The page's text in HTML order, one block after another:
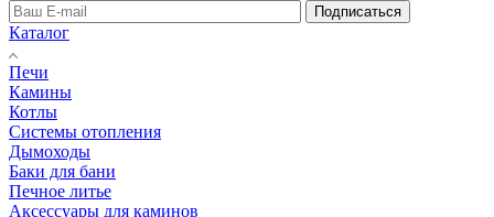
Подписаться
Каталог
Печи
Камины
Котлы
Системы отопления
Дымоходы
Баки для бани
Печное литье
Аксессуары для каминов